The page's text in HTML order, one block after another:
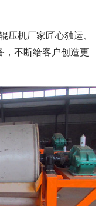
机厂家匠心独运、
，不断给客户创造更